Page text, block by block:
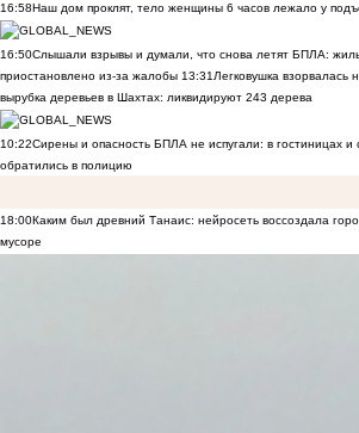
16:58Наш дом проклят, тело женщины 6 часов лежало у
16:50Слышали взрывы и думали, что снова летят БПЛА:
приостановлено из-за жалобы 13:31Легковушка взорвалась
вырубка деревьев в Шахтах: ликвидируют 243 дерева
10:22Сирены и опасность БПЛА не испугали: в гостиницах
обратились в полицию
18:00Каким был древний Танаис: нейросеть воссоздала
мусоре